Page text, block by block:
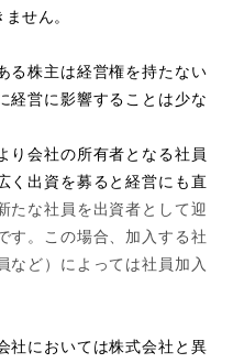
せん。
る株主は経営権を持たない
経営に影響することは少な
り会社の所有者となる社員
く出資を募ると経営にも直
たな社員を出資者として迎
す。この場合、加入する社
など）によっては社員加入
社においては株式会社と異